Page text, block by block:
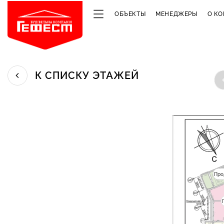
ОБЪЕКТЫ МЕНЕДЖЕРЫ О
К СПИСКУ ЭТАЖЕЙ